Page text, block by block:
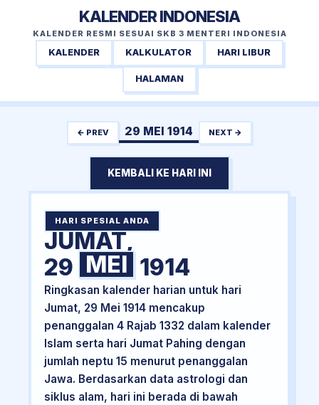
KALENDER INDONESIA
KALENDER RESMI SESUAI SKB 3 MENTERI INDONESIA
KALENDER KALKULATOR HARI LIBUR
HALAMAN
← PREV 29 MEI 1914 NEXT →
KEMBALI KE HARI INI
HARI SPESIAL ANDA
JUMAT,
29 MEI 1914
Ringkasan kalender harian untuk hari
Jumat, 29 Mei 1914 mencakup
penanggalan 4 Rajab 1332 dalam kalender
Islam serta hari Jumat Pahing dengan
jumlah neptu 15 menurut penanggalan
Jawa. Berdasarkan data astrologi dan
siklus alam, hari ini berada di bawah